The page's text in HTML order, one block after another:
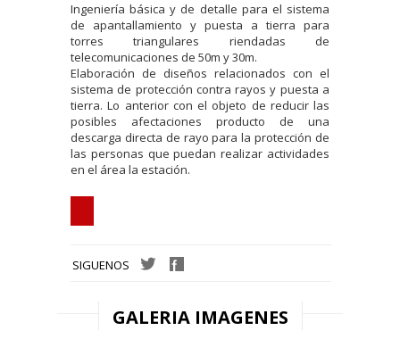
Ingeniería básica y de detalle para el sistema
de apantallamiento y puesta a tierra para
torres triangulares riendadas de
telecomunicaciones de 50m y 30m.
Elaboración de diseños relacionados con el
sistema de protección contra rayos y puesta a
tierra. Lo anterior con el objeto de reducir las
posibles afectaciones producto de una
descarga directa de rayo para la protección de
las personas que puedan realizar actividades
en el área la estación.
SIGUENOS
GALERIA IMAGENES